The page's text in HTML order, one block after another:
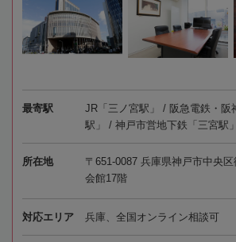
最寄駅
JR「三ノ宮駅」 / 阪急電鉄・阪
駅」 / 神戸市営地下鉄「三宮駅
所在地
〒651-0087 兵庫県神戸市中央
会館17階
対応エリア 兵庫、全国オンライン相談可